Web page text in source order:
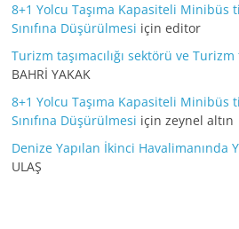
8+1 Yolcu Taşıma Kapasiteli Minibüs
Sınıfına Düşürülmesi içineditor
Turizm taşımacılığı sektörü ve Turizm
BAHRİ YAKAK
8+1 Yolcu Taşıma Kapasiteli Minibüs
Sınıfına Düşürülmesi içinzeynel altın
Denize Yapılan İkinci Havalimanında
ULAŞ